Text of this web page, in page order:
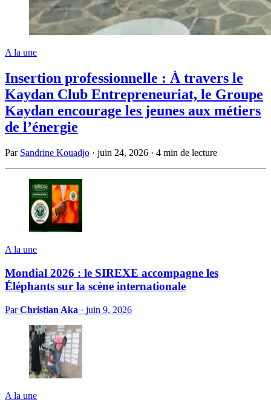
A la une
Insertion professionnelle : À travers le
Kaydan Club Entrepreneuriat, le Groupe
Kaydan encourage les jeunes aux métiers
de l’énergie
Par Sandrine Kouadjo · juin 24, 2026 · 4 min de lecture
A la une
Mondial 2026 : le SIREXE accompagne les
Éléphants sur la scène internationale
ParChristian Aka · juin 9, 2026
A la une